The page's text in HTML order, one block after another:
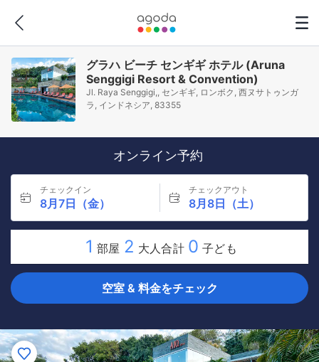
グラハ ビーチ センギギ ホテル (Aruna
Senggigi Resort & Convention)
Jl. Raya Senggigi,, センギギ, ロンボク, 西ヌサトゥンガ
ラ, インドネシア, 83355
オンライン予約
チェックイン
8月7日（金）
チェックアウト
8月8日（土）
1 部屋 2 大人合計 0 子ども
空室 & 料金をチェック